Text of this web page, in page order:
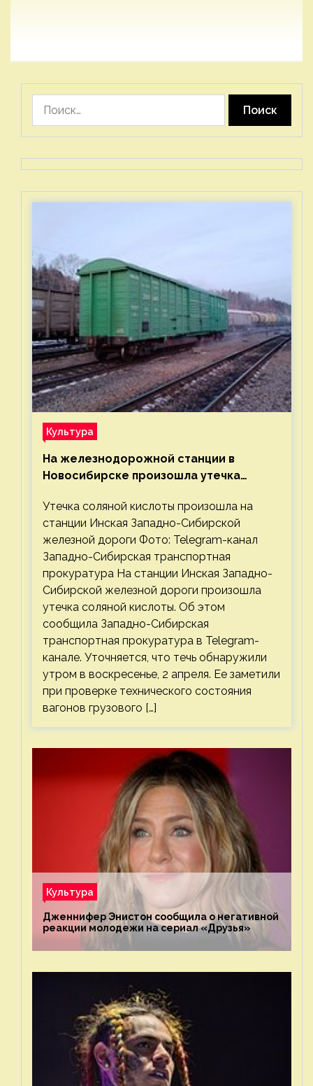
Культура
На железнодорожной станции в
Новосибирске произошла утечка
Утечка соляной кислоты произошла на
станции Инская Западно-Сибирской
железной дороги Фото: Telegram-канал
Западно-Сибирская транспортная
прокуратура На станции Инская Западно-
Сибирской железной дороги произошла
утечка соляной кислоты. Об этом
сообщила Западно-Сибирская
транспортная прокуратура в Telegram-
канале. Уточняется, что течь обнаружили
утром в воскресенье, 2 апреля. Ее заметили
при проверке технического состояния
вагонов грузового […]
Культура
Дженнифер Энистон сообщила о негативной
реакции молодежи на сериал «Друзья»